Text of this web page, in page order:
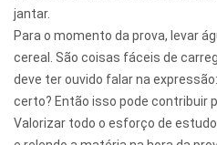
jantar.
Para o momento da prova, levar
cereal. São coisas fáceis de
deve ter ouvido falar na
certo? Então isso pode contribuir
Valorizar todo o esforço de